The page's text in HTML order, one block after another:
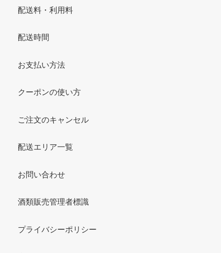
配送料・利用料
配送時間
お支払い方法
クーポンの使い方
ご注文のキャンセル
配送エリア一覧
お問い合わせ
酒類販売管理者標識
プライバシーポリシー